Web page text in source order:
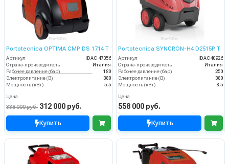
Portotecnica OPTIMA CMP DS 1714 T
Артикул
IDAC 47356
Страна-производитель
Италия
Рабочее давление (бар)
180
Электропитание (В)
380
Мощность (кВт)
5.5
Цена
338 000 руб. 312 000 руб.
Купить
Portotecnica SYNCRON-H4 D2515P T
Артикул
IDAC40926
Страна-производитель
Италия
Рабочее давление (бар)
250
Электропитание (В)
380
Мощность (кВт)
8.5
Цена
558 000 руб.
Купить